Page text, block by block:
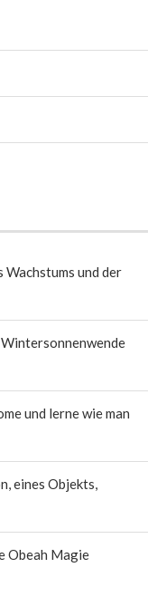
und der
und lerne wie man
eines Objekts,
Obeah Magie